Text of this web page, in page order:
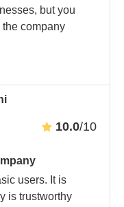
but you
the company
10.0/10
users. It is
is trustworthy